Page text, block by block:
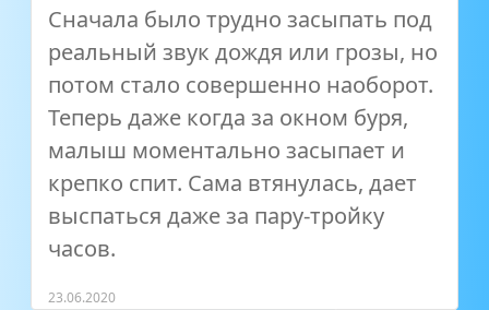
Сначала было трудно засыпать под
реальный звук дождя или грозы, но
потом стало совершенно наоборот.
Теперь даже когда за окном буря,
малыш моментально засыпает и
крепко спит. Сама втянулась, дает
выспаться даже за пару-тройку
часов.
23.06.2020